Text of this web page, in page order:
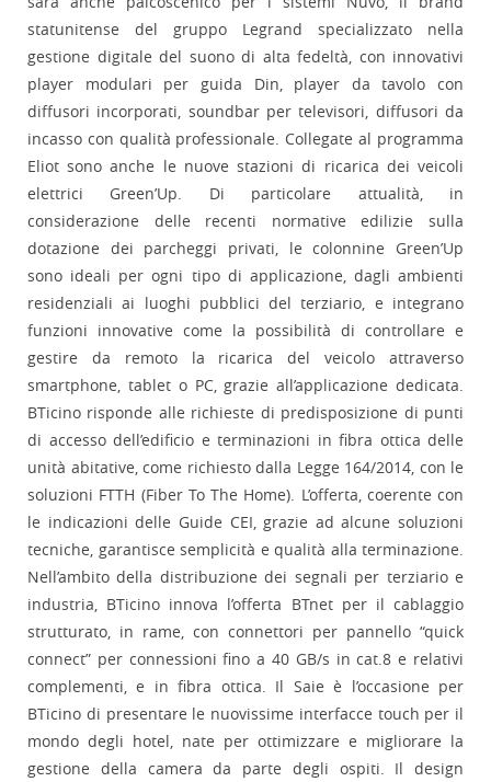
statunitense del gruppo Legrand specializzato nella
gestione digitale del suono di alta fedeltà, con innovativi
player modulari per guida Din, player da tavolo con
diffusori incorporati, soundbar per televisori, diffusori da
incasso con qualità professionale. Collegate al programma
Eliot sono anche le nuove stazioni di ricarica dei veicoli
elettrici Green’Up. Di particolare attualità, in
considerazione delle recenti normative edilizie sulla
dotazione dei parcheggi privati, le colonnine Green’Up
sono ideali per ogni tipo di applicazione, dagli ambienti
residenziali ai luoghi pubblici del terziario, e integrano
funzioni innovative come la possibilità di controllare e
gestire da remoto la ricarica del veicolo attraverso
smartphone, tablet o PC, grazie all’applicazione dedicata.
BTicino risponde alle richieste di predisposizione di punti
di accesso dell’edificio e terminazioni in fibra ottica delle
unità abitative, come richiesto dalla Legge 164/2014, con le
soluzioni FTTH (Fiber To The Home). L’offerta, coerente con
le indicazioni delle Guide CEI, grazie ad alcune soluzioni
tecniche, garantisce semplicità e qualità alla terminazione.
Nell’ambito della distribuzione dei segnali per terziario e
industria, BTicino innova l’offerta BTnet per il cablaggio
strutturato, in rame, con connettori per pannello “quick
connect” per connessioni fino a 40 GB/s in cat.8 e relativi
complementi, e in fibra ottica. Il Saie è l’occasione per
BTicino di presentare le nuovissime interfacce touch per il
mondo degli hotel, nate per ottimizzare e migliorare la
gestione della camera da parte degli ospiti. Il design